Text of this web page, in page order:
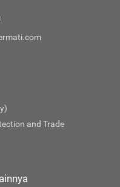
and Trade